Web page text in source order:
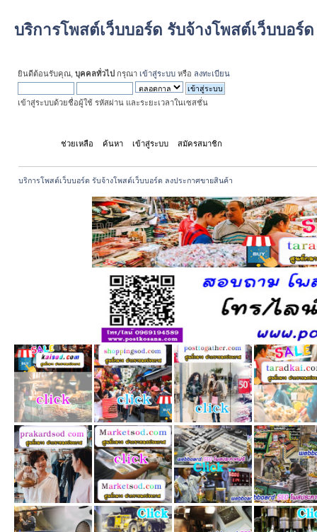
บริการโพสต์เว็บบอร์ด รับจ้างโพสต์เว็บบอร์
ยินดีต้อนรับคุณ, บุคคลทั่วไป กรุณา เข้าสู่ระบบ หรือ ลงทะเบียน
เข้าสู่ระบบด้วยชื่อผู้ใช้ รหัสผ่าน และระยะเวลาในเซสชั่น
ช่วยเหลือ ค้นหา เข้าสู่ระบบ สมัครสมาชิก
บริการโพสต์เว็บบอร์ด รับจ้างโพสต์เว็บบอร์ด ลงประกาศขายสินค้า